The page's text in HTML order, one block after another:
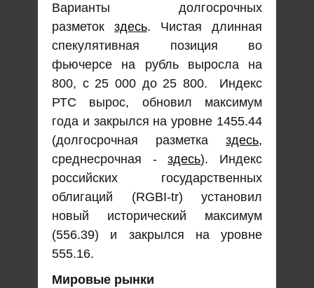
Варианты долгосрочных
разметок здесь. Чистая длинная
спекулятивная позиция во
фьючерсе на рубль выросла на
800, с 25 000 до 25 800. Индекс
РТС вырос, обновил максимум
года и закрылся на уровне 1455.44
(долгосрочная разметка здесь,
среднесрочная -здесь). Индекс
российских государственных
облигаций (RGBI-tr) установил
новый исторический максимум
(556.39) и закрылся на уровне
555.16.
Мировые рынки